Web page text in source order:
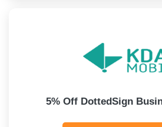
5% Off DottedSign